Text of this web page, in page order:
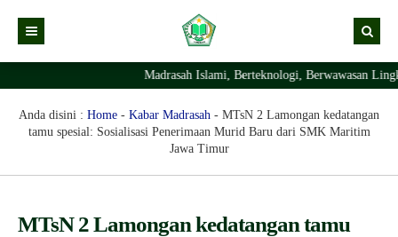
Kabar Madrasah
Profil Madrasah
Sejarah Berdirinya Madrasah
Layanan Digital
Madrasah Islami, Berteknologi, Berwawasan
Anda disini : Home - Kabar Madrasah - MTsN 2 Lamongan kedatangan
tamu spesial: Sosialisasi Penerimaan Murid Baru dari SMK Maritim
Jawa Timur
MTsN 2 Lamongan kedatangan tamu